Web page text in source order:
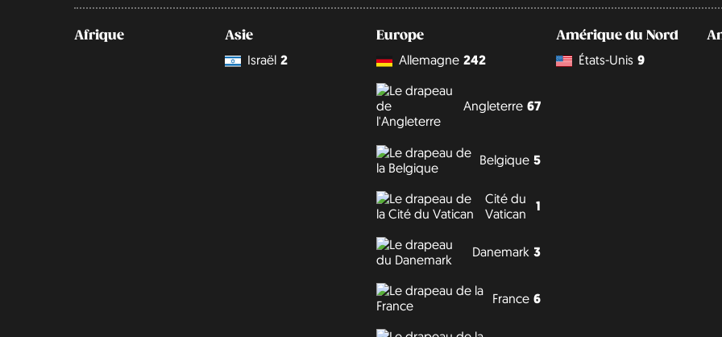
Afrique
Asie
Israël 2
Europe
Allemagne 242
Angleterre 67
Belgique 5
Cité du
Vatican
1
Danemark 3
France 6
Amérique du Nord
États-Unis 9